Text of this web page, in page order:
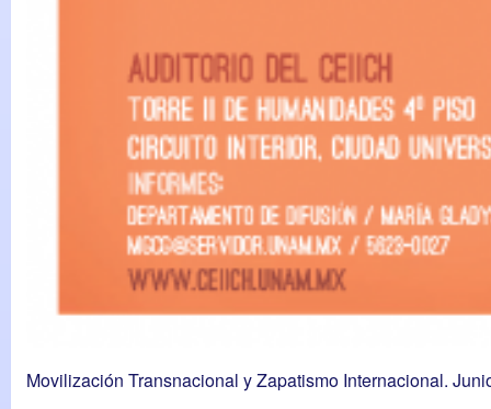
Movilización Transnacional y Zapatismo Internacional.